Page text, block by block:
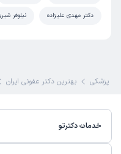
دکتر مهدی علیزاده نیلوفر
پزشکی بهترین دکتر عفونی ایران
خدمات دکترتو